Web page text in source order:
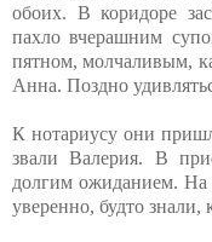
обоих. В коридоре
пахло вчерашним
пятном, молчаливым,
Анна. Поздно
К нотариусу они
звали Валерия. В
долгим ожиданием. На
уверенно, будто знали,